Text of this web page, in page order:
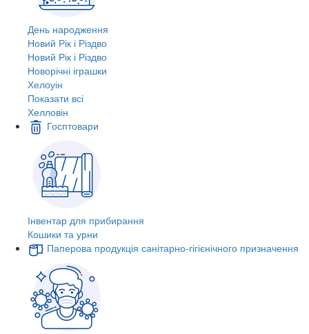
День народження
Новий Рік і Різдво
Новий Рік і Різдво
Новорічні іграшки
Хелоуін
Показати всі
Хелловін
Госптовари
Інвентар для прибирання
Кошики та урни
Паперова продукція санітарно-гігієнічного призначення